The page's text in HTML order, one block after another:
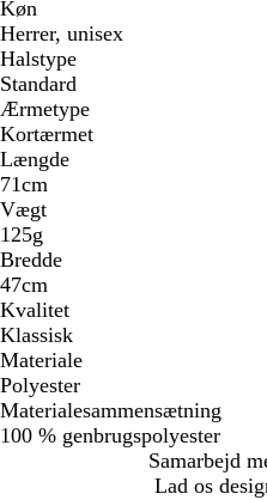
Køn
Herrer, unisex
Halstype
Standard
Ærmetype
Kortærmet
Længde
71cm
Vægt
125g
Bredde
47cm
Kvalitet
Klassisk
Materiale
Polyester
Materialesammensætning
100 % genbrugspolyester
Samarbejd
Lad os